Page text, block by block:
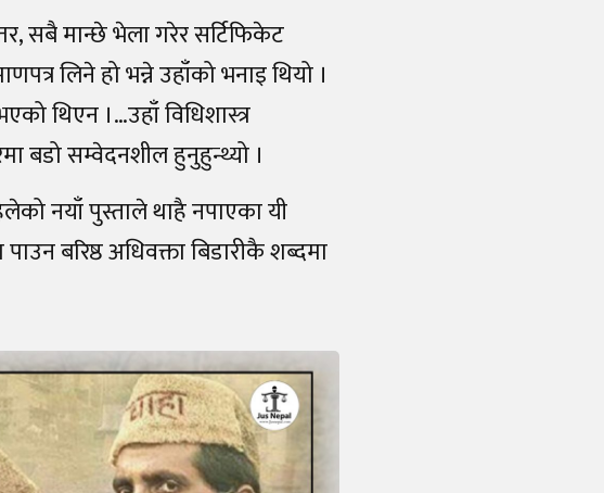
सबै मान्छे भेला गरेर सर्टिफिकेट
लिने हो भन्ने उहाँको भनाइ थियो ।
थिएन ।…उहाँ विधिशास्त्र
बडो सम्वेदनशील हुनुहुन्थ्यो ।
नयाँ पुस्ताले थाहै नपाएका यी
बरिष्ठ अधिवक्ता बिडारीकै शब्दमा